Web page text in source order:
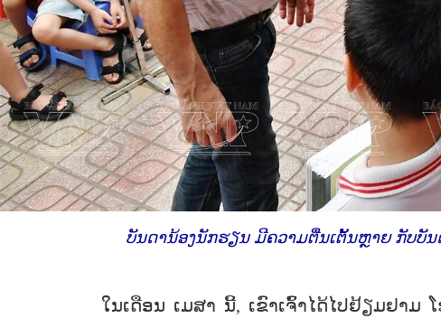
ບັນດານ້ອງນັກຮຽນ ມີຄວາມຕື່ນເຕັ້ນຫຼາຍ ກັບບັນ
ໃນເດືອນ ເມສາ ນີ້, ເຂົາເຈົ້າໄດ້ໄປຢ້ຽມຢາ